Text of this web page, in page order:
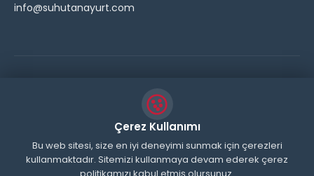
info@suhutanayurt.com
Çerez Kullanımı
Bu web sitesi, size en iyi deneyimi sunmak için çerezleri
kullanmaktadır. Sitemizi kullanmaya devam ederek çerez
// Side Widget Resim Fix (Dosya önbelleğini aşmak için
inline ekliyoruz) function suhut_widget_image_fix() {
echo ''; } add_action('wp_head',